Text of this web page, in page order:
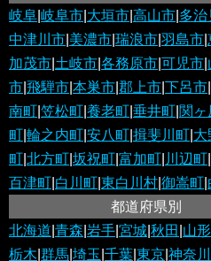
岐阜 岐阜市 大垣市 高山市 多治
中津川市 美濃市 瑞浪市 羽島市
加茂市 土岐市 各務原市 可児市
市 飛騨市 本巣市 郡上市 下呂市
南町 笠松町 養老町 垂井町 関ヶ
町 輪之内町 安八町 揖斐川町 大
町 北方町 坂祝町 富加町 川辺町
百津町 白川町 東白川村 御嵩町
都道府県別
北海道 青森 岩手 宮城 秋田 山形
栃木 群馬 埼玉 千葉 東京 神奈川